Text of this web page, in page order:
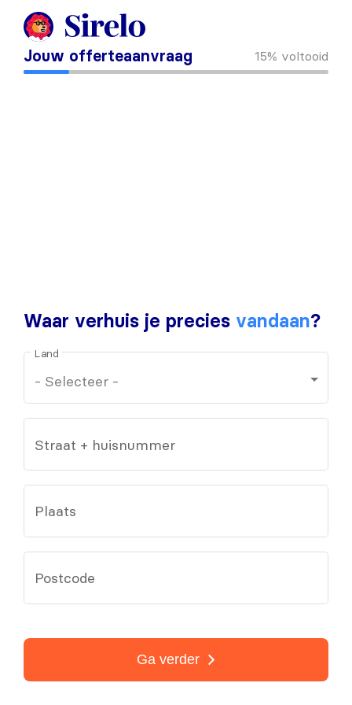
Jouw offerteaanvraag 15% voltooid
Waar verhuis je precies vandaan?
Land
Straat + huisnummer
Plaats
Postcode
Ga verder